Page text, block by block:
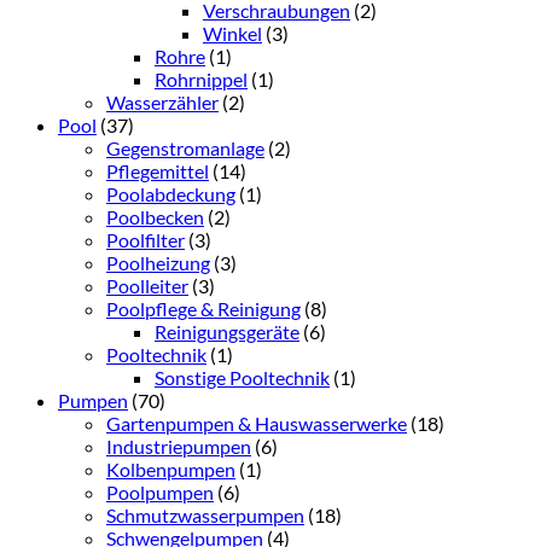
Verschraubungen (2)
Winkel (3)
Rohre (1)
Rohrnippel (1)
Wasserzähler (2)
Pool (37)
Gegenstromanlage (2)
Pflegemittel (14)
Poolabdeckung (1)
Poolbecken (2)
Poolfilter (3)
Poolheizung (3)
Poolleiter (3)
Poolpflege & Reinigung (8)
Reinigungsgeräte (6)
Pooltechnik (1)
Sonstige Pooltechnik (1)
Pumpen (70)
Gartenpumpen & Hauswasserwerke (18)
Industriepumpen (6)
Kolbenpumpen (1)
Poolpumpen (6)
Schmutzwasserpumpen (18)
Schwengelpumpen (4)